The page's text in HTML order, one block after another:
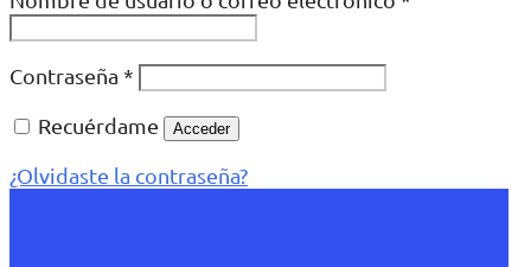
Contraseña *
Recuérdame
Acceder
¿Olvidaste la contraseña?